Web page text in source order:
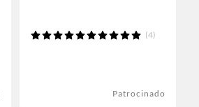
(4)
Patrocinado